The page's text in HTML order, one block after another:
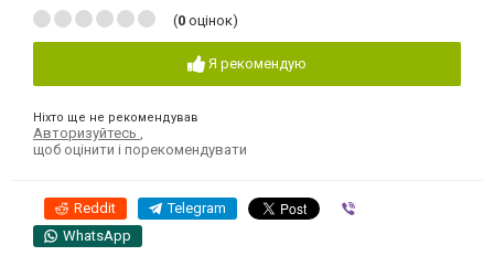
(0 оцінок)
Я рекомендую
Ніхто ще не рекомендував
Авторизуйтесь ,
щоб оцінити і порекомендувати
Reddit Telegram
WhatsApp